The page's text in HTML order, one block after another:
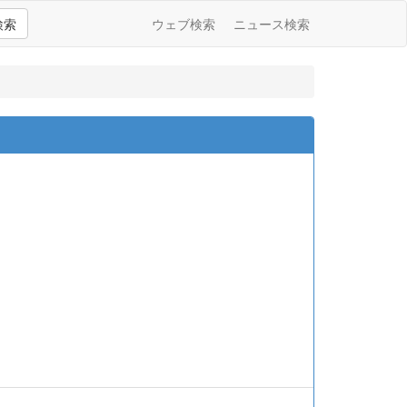
索 ウェブ検索 ニュース検索